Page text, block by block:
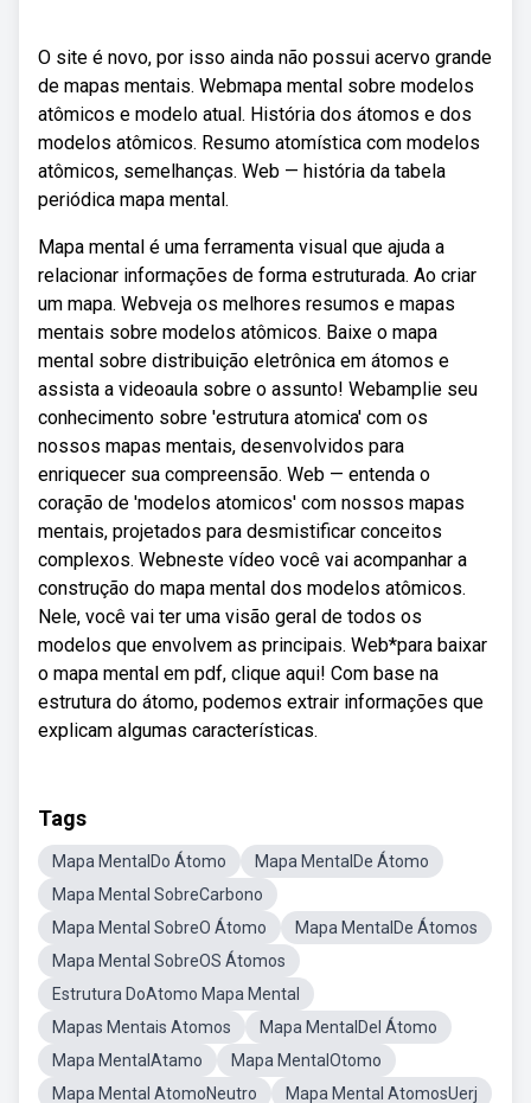
O site é novo, por isso ainda não possui acervo grande
de mapas mentais. Webmapa mental sobre modelos
atômicos e modelo atual. História dos átomos e dos
modelos atômicos. Resumo atomística com modelos
atômicos, semelhanças. Web — história da tabela
periódica mapa mental.
Mapa mental é uma ferramenta visual que ajuda a
relacionar informações de forma estruturada. Ao criar
um mapa. Webveja os melhores resumos e mapas
mentais sobre modelos atômicos. Baixe o mapa
mental sobre distribuição eletrônica em átomos e
assista a videoaula sobre o assunto! Webamplie seu
conhecimento sobre 'estrutura atomica' com os
nossos mapas mentais, desenvolvidos para
enriquecer sua compreensão. Web — entenda o
coração de 'modelos atomicos' com nossos mapas
mentais, projetados para desmistificar conceitos
complexos. Webneste vídeo você vai acompanhar a
construção do mapa mental dos modelos atômicos.
Nele, você vai ter uma visão geral de todos os
modelos que envolvem as principais. Web*para baixar
o mapa mental em pdf, clique aqui! Com base na
estrutura do átomo, podemos extrair informações que
explicam algumas características.
Tags
Mapa MentalDo Átomo
Mapa MentalDe Átomo
Mapa Mental SobreCarbono
Mapa Mental SobreO Átomo
Mapa MentalDe Átomos
Mapa Mental SobreOS Átomos
Estrutura DoAtomo Mapa Mental
Mapas Mentais Atomos
Mapa MentalDel Átomo
Mapa MentalAtamo
Mapa MentalOtomo
Mapa Mental AtomoNeutro
Mapa Mental AtomosUerj